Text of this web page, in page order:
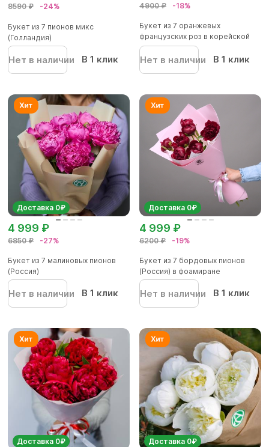
8590 ₽ -24%
Букет из 7 пионов микс
(Голландия)
Нет в наличии В 1 клик
4900 ₽ -18%
Букет из 7 оранжевых
французских роз в корейской
упаков...
Нет в наличии В 1 клик
Доставка 0₽
6850 ₽ -27%
4 999 ₽
Букет из 7 малиновых пионов
(Россия)
Нет в наличии В 1 клик
Доставка 0₽
6200 ₽ -19%
4 999 ₽
Букет из 7 бордовых пионов
(Россия) в фоамиране
Нет в наличии В 1 клик
Доставка 0₽ Доставка 0₽